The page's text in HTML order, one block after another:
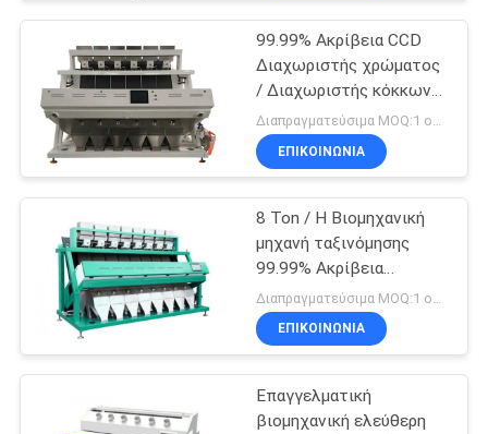
Φορητό ξηραντήριο
σιτηρών
φούρνος βιομαζών
99.99% Ακρίβεια CCD
Διαχωριστής χρώματος
/ Διαχωριστής κόκκων
χρώματος κόκκων για
βότανα Πιστοποίηση ISO
9001
ΕΠΙΚΟΙΝΩΝΊΑ
8 Ton / H Βιομηχανική
μηχανή ταξινόμησης
99.99% Ακρίβεια
Πλαστική μηχανή
ταξινόμησης χρωμάτων
ΕΠΙΚΟΙΝΩΝΊΑ
Επαγγελματική
βιομηχανική ελεύθερη